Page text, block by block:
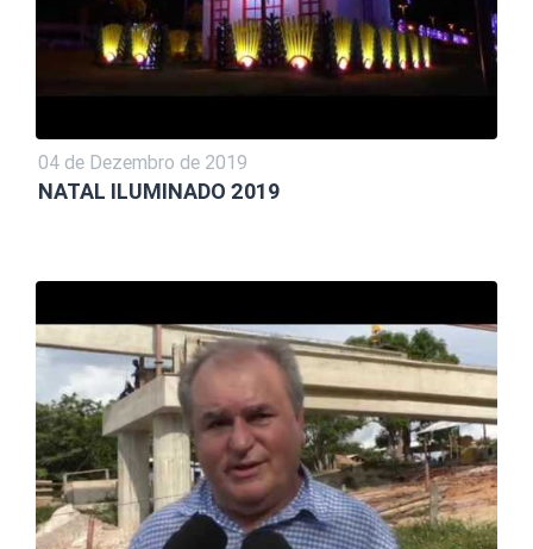
04 de Dezembro de 2019
NATAL ILUMINADO 2019